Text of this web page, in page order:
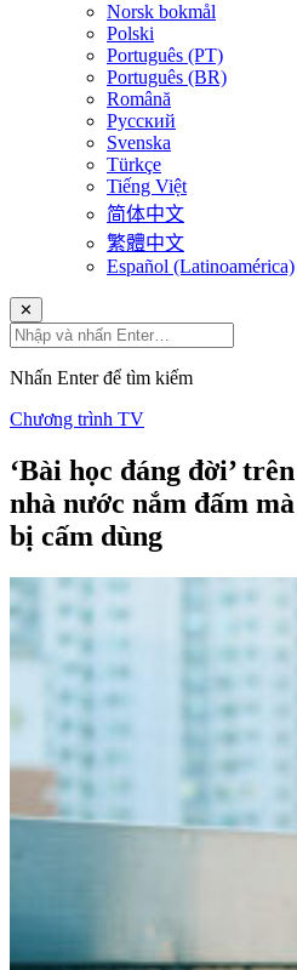
Norsk bokmål
Polski
Português (PT)
Português (BR)
Română
Русский
Svenska
Türkçe
Tiếng Việt
简体中文
繁體中文
Español (Latinoamérica)
✕
Nhấn Enter để tìm kiếm
Chương trình TV
‘Bài học đáng đời’
nhà nước nắm đấm
bị cấm dùng